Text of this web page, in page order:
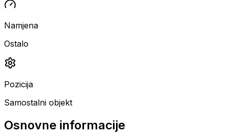
Namjena
Ostalo
Pozicija
Samostalni objekt
Osnovne informacije